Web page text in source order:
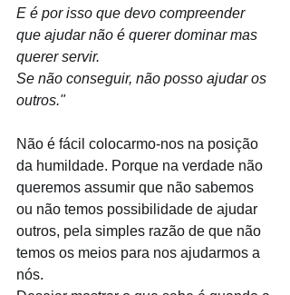
E é por isso que devo compreender
que ajudar não é querer dominar mas
querer servir.
Se não conseguir, não posso ajudar os
outros."
Não é fácil colocarmo-nos na posição
da humildade. Porque na verdade não
queremos assumir que não sabemos
ou não temos possibilidade de ajudar
outros, pela simples razão de que não
temos os meios para nos ajudarmos a
nós.